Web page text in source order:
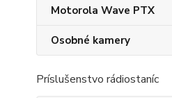
Motorola Wave PTX
Osobné kamery
Príslušenstvo rádiostaníc